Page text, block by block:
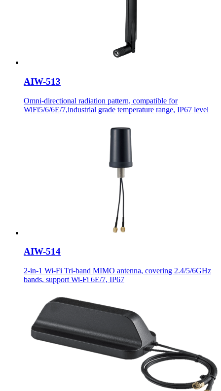
AIW-513
Omni-directional radiation pattern, compatible for
WiFi5/6/6E/7,industrial grade temperature range, IP67 level
AIW-514
2-in-1 Wi-Fi Tri-band MIMO antenna, covering 2.4/5/6GHz
bands, support Wi-Fi 6E/7, IP67